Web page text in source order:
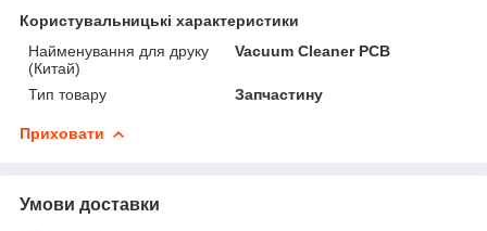
Користувальницькі характеристики
Найменування для друку
(Китай)
Vacuum Cleaner PCB
Тип товару Запчастину
Приховати
Умови доставки